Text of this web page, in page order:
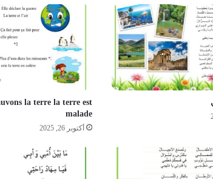
la terre la terre est
malade
أكتوبر 26, 2025